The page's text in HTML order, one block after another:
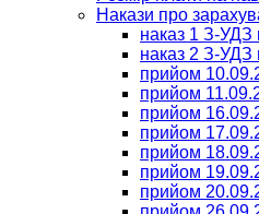
Накази про
наказ 1 З-
наказ 2 З-
прийом
прийом
прийом
прийом
прийом
прийом
прийом